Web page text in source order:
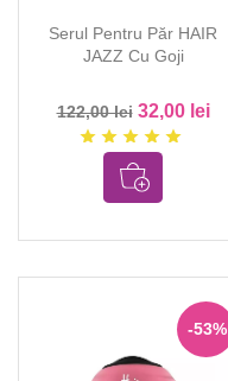
Serul Pentru Păr HAIR
JAZZ Cu Goji
122,00 lei 32,00 lei
star star star star star
-53%